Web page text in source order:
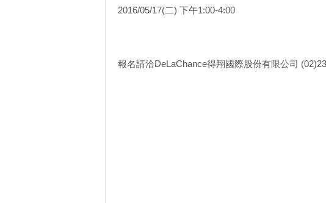
2016/05/17(二) 下午1:00-4:00
報名請洽DeLaChance得翔國際股份有限公司